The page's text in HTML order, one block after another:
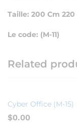
Taille: 200 Cm 220
Le code: (M-11)
Related
Cyber ​​Office (M-15)
$0.00